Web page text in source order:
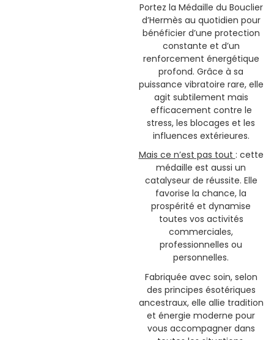
Portez la Médaille du Bouclier
d’Hermès au quotidien pour
bénéficier d’une protection
constante et d’un
renforcement énergétique
profond. Grâce à sa
puissance vibratoire rare, elle
agit subtilement mais
efficacement contre le
stress, les blocages et les
influences extérieures.
Mais ce n’est pas tout : cette
médaille est aussi un
catalyseur de réussite. Elle
favorise la chance, la
prospérité et dynamise
toutes vos activités
commerciales,
professionnelles ou
personnelles.
Fabriquée avec soin, selon
des principes ésotériques
ancestraux, elle allie tradition
et énergie moderne pour
vous accompagner dans